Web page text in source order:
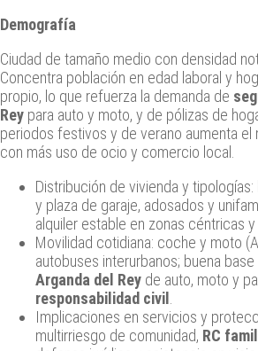
Demografía
Ciudad de tamaño medio con densidad
Concentra población en edad laboral y
propio, lo que refuerza la demanda de
Rey para auto y moto, y de pólizas de
periodos festivos y de verano aumenta el
con más uso de ocio y comercio local.
Distribución de vivienda y
y plaza de garaje, adosados y
alquiler estable en zonas céntricas y
Movilidad cotidiana: coche y moto
autobuses interurbanos; buena base
Arganda del Rey de auto, moto y
responsabilidad civil
Implicaciones en servicios y
multirriesgo de comunidad, RC